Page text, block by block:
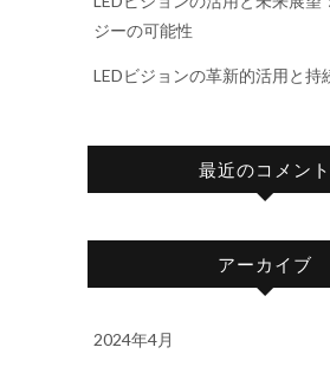
ジーの可能性
LEDビジョンの革新的活用と持
最近のコメント
アーカイブ
2024年4月